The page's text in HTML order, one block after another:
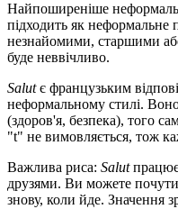
Найпоширеніше
підходить як
незнайомими, старшими
буде неввічливо.
Salutє французьким
неформальному стилі.
(здоров'я, безпека), того
"t" не вимовляється, тож
Важлива риса: Salutпрацює
друзями. Ви можете почути
знову, коли йде. Значення